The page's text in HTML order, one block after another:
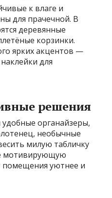
к влаге и
для прачечной. В
деревянные
корзинки.
ярких акцентов —
для
решения
органайзеры,
необычные
милую табличку
мотивирующую
помещения уютнее и